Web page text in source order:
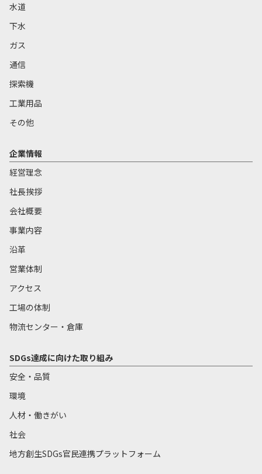
水道
下水
ガス
通信
探索機
工業用品
その他
企業情報
経営理念
社長挨拶
会社概要
事業内容
沿革
営業体制
アクセス
工場の体制
物流センター・倉庫
SDGs達成に向けた取り組み
安全・品質
環境
人材・働きがい
社会
地方創生SDGs官民連携プラットフォーム